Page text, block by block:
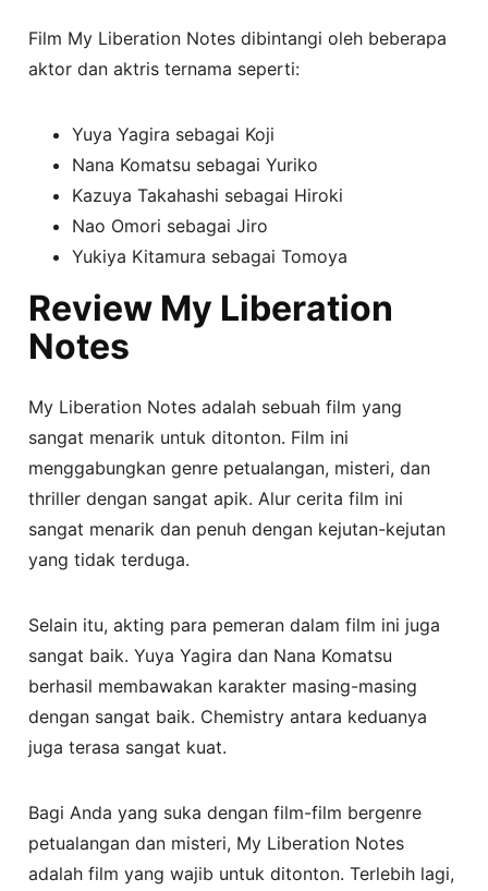
Film My Liberation Notes dibintangi oleh beberapa
aktor dan aktris ternama seperti:
Yuya Yagira sebagai Koji
Nana Komatsu sebagai Yuriko
Kazuya Takahashi sebagai Hiroki
Nao Omori sebagai Jiro
Yukiya Kitamura sebagai Tomoya
Review My Liberation
Notes
My Liberation Notes adalah sebuah film yang
sangat menarik untuk ditonton. Film ini
menggabungkan genre petualangan, misteri, dan
thriller dengan sangat apik. Alur cerita film ini
sangat menarik dan penuh dengan kejutan-kejutan
yang tidak terduga.
Selain itu, akting para pemeran dalam film ini juga
sangat baik. Yuya Yagira dan Nana Komatsu
berhasil membawakan karakter masing-masing
dengan sangat baik. Chemistry antara keduanya
juga terasa sangat kuat.
Bagi Anda yang suka dengan film-film bergenre
petualangan dan misteri, My Liberation Notes
adalah film yang wajib untuk ditonton. Terlebih lagi,